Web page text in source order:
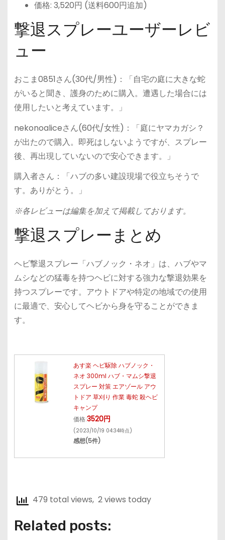
価格: 3,520円 (送料600円追加)
撃退スプレーユーザーレビ
ュー
おこま0851さん(30代/男性)：「自宅の庭に大きな蛇
がいると聞き、護身のために購入。遭遇した場合には
使用したいと考えています。」
nekonoaliceさん(60代/女性)：「庭にヤマカガシ？
が出たので購入。即死はしないようですが、スプレー
後、再出現していないので安心できます。」
購入者さん：「ハブの多い建設現場で役立ちそうで
す。ありがとう。」
※各レビューは編集を加えて掲載しております。
撃退スプレーまとめ
ヘビ撃退スプレー「ハブノック・ネオ」は、ハブやマ
ムシなどの猛毒を持つヘビに対する強力な撃退効果を
持つスプレーです。アウトドアや特定の地域での使用
に最適で、安心してヘビから身を守ることができま
す。
あす楽 ヘビ駆除 ハブノック・
ネオ 300ml ハブ・マムシ撃退
スプレー 対策 エアゾール アウ
トドア 草刈り 作業 毒蛇 殺ヘビ
キャンプ
価格:3520円
(2023/10/19 04:34時点)
感想(5件)
479 total views, 2 views today
Related posts: